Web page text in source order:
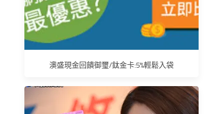
澳盛現金回饋御璽/鈦金卡:5%輕鬆入袋